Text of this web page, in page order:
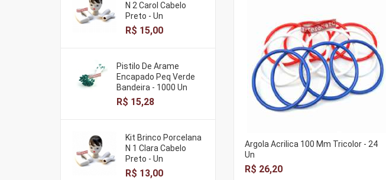
N 2 Carol Cabelo
Preto - Un
R$ 15,00
Pistilo De Arame
Encapado Peq Verde
Bandeira - 1000 Un
R$ 15,28
Kit Brinco Porcelana
N 1 Clara Cabelo
Preto - Un
R$ 13,00
Argola Acrilica 100 Mm Tricolor - 24
Un
R$ 26,20